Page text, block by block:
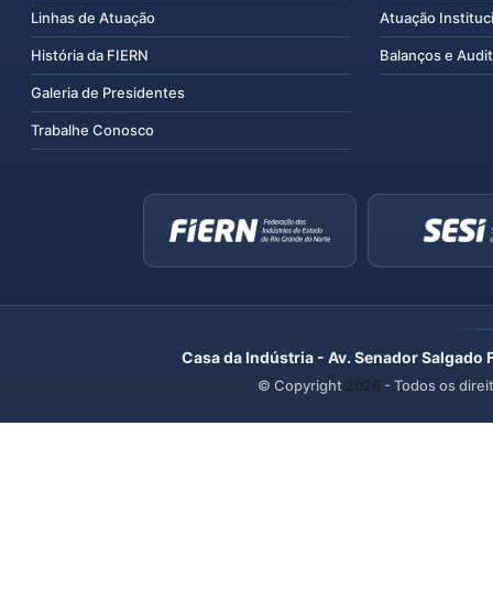
Linhas de Atuação
História da FIERN
Galeria de Presidentes
Trabalhe Conosco
Atuação
Balanços e
Casa da Indústria - Av. Senador
© Copyright 2026 - Todos os